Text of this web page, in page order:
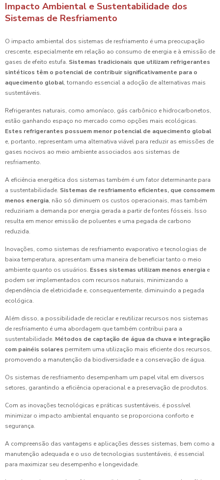
Impacto Ambiental e Sustentabilidade dos
Sistemas de Resfriamento
O impacto ambiental dos sistemas de resfriamento é uma preocupação
crescente, especialmente em relação ao consumo de energia e à emissão de
gases de efeito estufa. Sistemas tradicionais que utilizam refrigerantes
sintéticos têm o potencial de contribuir significativamente para o
aquecimento global, tornando essencial a adoção de alternativas mais
sustentáveis.
Refrigerantes naturais, como amoníaco, gás carbônico e hidrocarbonetos,
estão ganhando espaço no mercado como opções mais ecológicas.
Estes refrigerantes possuem menor potencial de aquecimento global
e, portanto, representam uma alternativa viável para reduzir as emissões de
gases nocivos ao meio ambiente associados aos sistemas de
resfriamento.
A eficiência energética dos sistemas também é um fator determinante para
a sustentabilidade. Sistemas de resfriamento eficientes, que consomem
menos energia, não só diminuem os custos operacionais, mas também
reduziriam a demanda por energia gerada a partir de fontes fósseis. Isso
resulta em menor emissão de poluentes e uma pegada de carbono
reduzida.
Inovações, como sistemas de resfriamento evaporativo e tecnologias de
baixa temperatura, apresentam uma maneira de beneficiar tanto o meio
ambiente quanto os usuários. Esses sistemas utilizam menos energia e
podem ser implementados com recursos naturais, minimizando a
dependência de eletricidade e, consequentemente, diminuindo a pegada
ecológica.
Além disso, a possibilidade de reciclar e reutilizar recursos nos sistemas
de resfriamento é uma abordagem que também contribui para a
sustentabilidade. Métodos de captação de água da chuva e integração
com painéis solares permitem uma utilização mais eficiente dos recursos,
promovendo a manutenção da biodiversidade e a conservação de água.
Os sistemas de resfriamento desempenham um papel vital em diversos
setores, garantindo a eficiência operacional e a preservação de produtos.
Com as inovações tecnológicas e práticas sustentáveis, é possível
minimizar o impacto ambiental enquanto se proporciona conforto e
segurança.
A compreensão das vantagens e aplicações desses sistemas, bem como a
manutenção adequada e o uso de tecnologias sustentáveis, é essencial
para maximizar seu desempenho e longevidade.